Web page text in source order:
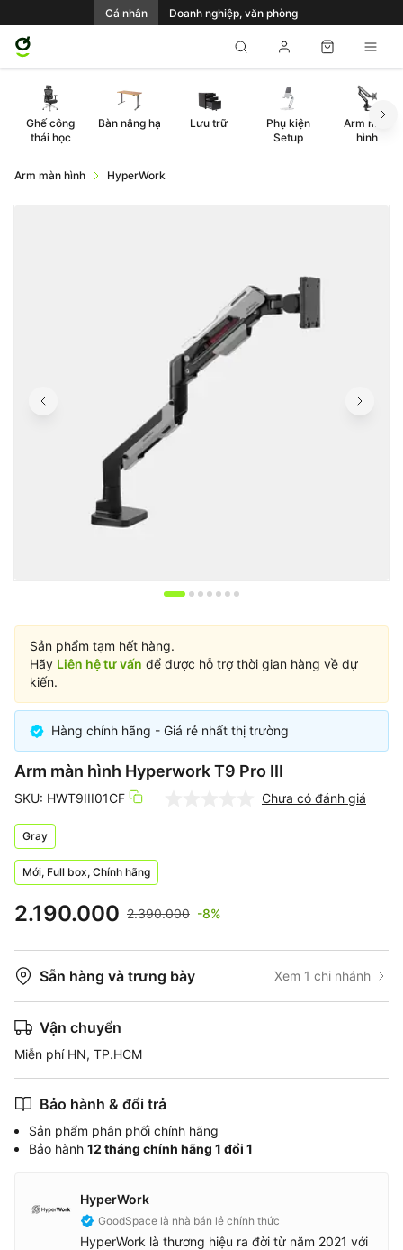
Cá nhân Doanh nghiệp, văn phòng
Ghế công
thái học
Bàn nâng hạ Lưu trữ
Phụ kiện
Setup
Arm màn
hình
Arm màn hình HyperWork
of
Sản phẩm tạm hết hàng.
Hãy Liên hệ tư vấn để được hỗ trợ thời gian hàng về dự
kiến.
Hàng chính hãng - Giá rẻ nhất thị trường
Arm màn hình Hyperwork T9 Pro III
SKU: HWT9III01CF Chưa có đánh giá
Gray
Mới, Full box, Chính hãng
2.190.000 2.390.000 -8%
Sẵn hàng và trưng bày Xem 1 chi nhánh
Vận chuyển
Miễn phí HN, TP.HCM
Bảo hành & đổi trả
Sản phẩm phân phối chính hãng
Bảo hành 12 tháng chính hãng 1 đổi 1
HyperWork
GoodSpace là nhà bán lẻ chính thức
HyperWork là thương hiệu ra đời từ năm 2021 với